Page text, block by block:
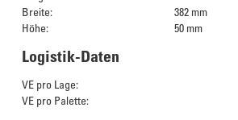
Breite:
382 mm
Höhe:
50 mm
Logistik-Daten
VE pro Lage:
VE pro Palette: